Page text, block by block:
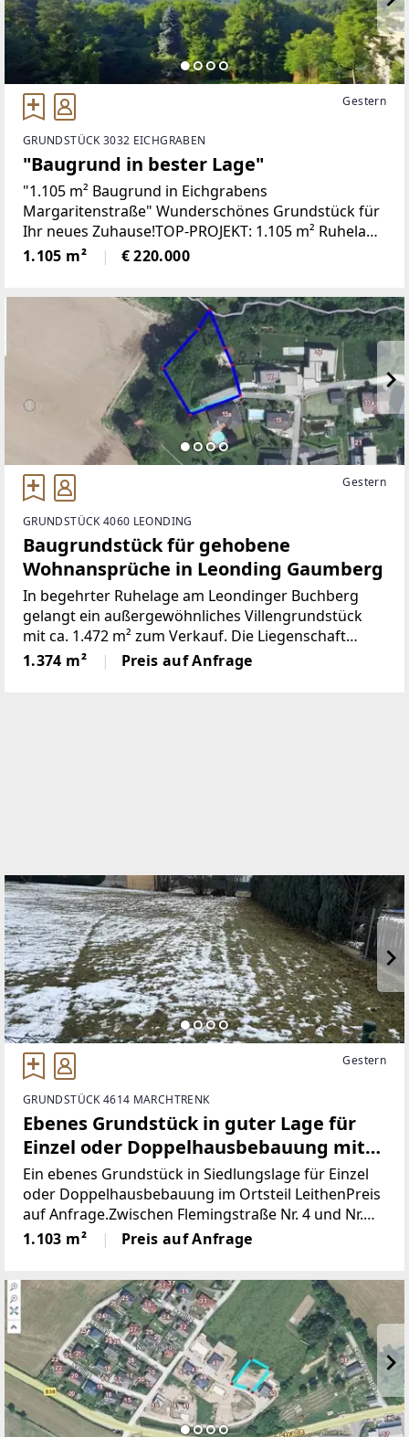
Gestern
GRUNDSTÜCK 3032 EICHGRABEN
"Baugrund in bester Lage"
"1.105 m² Baugrund in Eichgrabens
Margaritenstraße" Wunderschönes Grundstück für
Ihr neues Zuhause!TOP-PROJEKT: 1.105 m² Ruhelage
inkl. Planung für ein mögliches Einfamilienhaus
oder Doppelhaus mit 4 GaragenplätzenVoll
1.105 m² € 220.000
Gestern
GRUNDSTÜCK 4060 LEONDING
Baugrundstück für gehobene
Wohnansprüche in Leonding Gaumberg
In begehrter Ruhelage am Leondinger Buchberg
gelangt ein außergewöhnliches Villengrundstück
mit ca. 1.472 m² zum Verkauf. Die Liegenschaft
vereint Privatsphäre, naturnahes Wohnen und eine
hochwertige Wohnlage in unmittelbarer Nähe zu
1.374 m² Preis auf Anfrage
Gestern
GRUNDSTÜCK 4614 MARCHTRENK
Ebenes Grundstück in guter Lage für
Einzel oder Doppelhausbebauung mit
Wohnbauwidmung
Ein ebenes Grundstück in Siedlungslage für Einzel
oder Doppelhausbebauung im Ortsteil LeithenPreis
auf Anfrage.Zwischen Flemingstraße Nr. 4 und Nr.
6.LEGEN SIE IHR ANGEBOT
1.103 m² Preis auf Anfrage